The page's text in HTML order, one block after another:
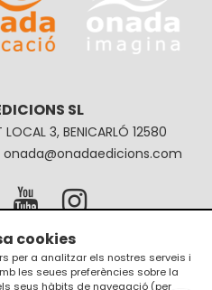
SL
3, BENICARLÓ 12580
onada@onadaedicions.com
de privacitat
Condicions de compra
cookies
per a analitzar els nostres serveis i
les seues preferències sobre la
seus hàbits de navegació (per